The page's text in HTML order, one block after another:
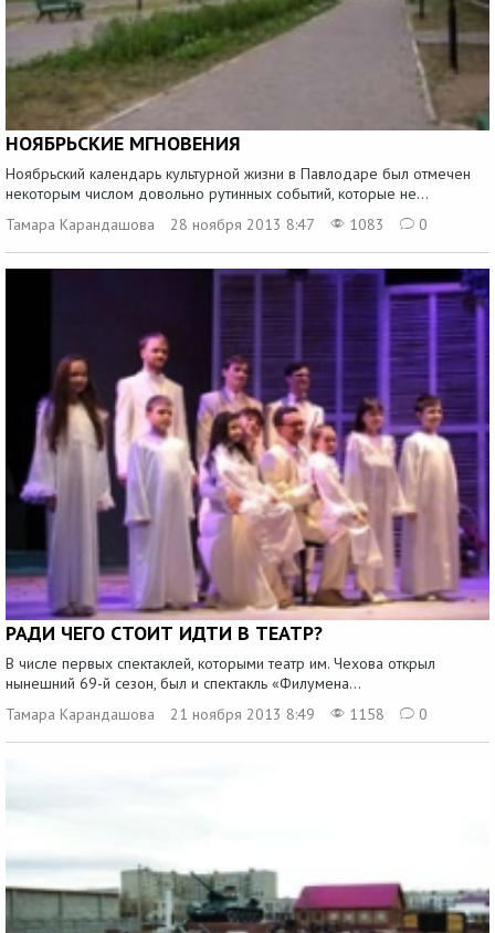
НОЯБРЬСКИЕ МГНОВЕНИЯ
Ноябрьский календарь культурной жизни в Павлодаре был отмечен
некоторым числом довольно рутинных событий, которые не...
Тамара Карандашова
28 ноября 2013 8:47 1083 0
РАДИ ЧЕГО СТОИТ ИДТИ В ТЕАТР?
В числе первых спектаклей, которыми театр им. Чехова открыл
нынешний 69-й сезон, был и спектакль «Филумена...
Тамара Карандашова
21 ноября 2013 8:49 1158 0